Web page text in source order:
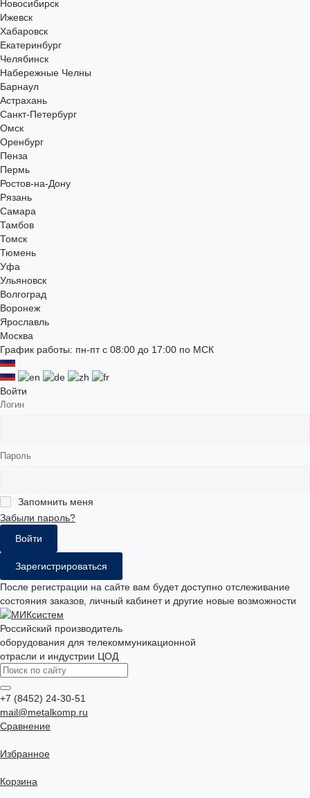
Новосибирск
Ижевск
Хабаровск
Екатеринбург
Челябинск
Набережные Челны
Барнаул
Астрахань
Санкт-Петербург
Омск
Оренбург
Пенза
Пермь
Ростов-на-Дону
Рязань
Самара
Тамбов
Томск
Тюмень
Уфа
Ульяновск
Волгоград
Воронеж
Ярославль
Москва
График работы: пн-пт с 08:00 до 17:00 по МСК
Войти
Логин
Пароль
Запомнить меня
Забыли пароль?
Зарегистрироваться
После регистрации на сайте вам будет доступно отслеживание
состояния заказов, личный кабинет и другие новые возможности
Российский производитель
оборудования для телекоммуникационной
отрасли и индустрии ЦОД
+7 (8452) 24-30-51
mail@metalkomp.ru
Сравнение
Избранное
Корзина